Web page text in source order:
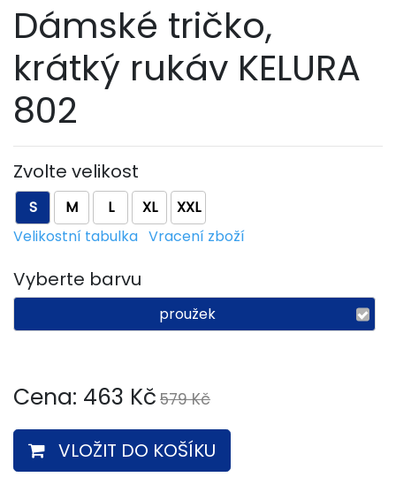
Dámské tričko,
krátký rukáv KELURA
802
Zvolte velikost
S M L XL
XXL
Velikostní tabulka Vracení zboží
Vyberte barvu
proužek
Cena: 463 Kč 579 Kč
VLOŽIT DO KOŠÍKU